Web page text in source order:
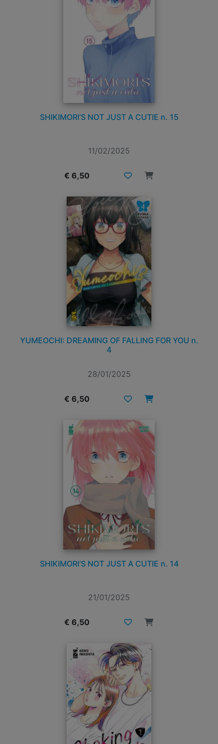
SHIKIMORI’S NOT JUST A CUTIE n. 15
11/02/2025
€ 6,50
YUMEOCHI: DREAMING OF FALLING FOR YOU n.
4
28/01/2025
€ 6,50
SHIKIMORI’S NOT JUST A CUTIE n. 14
21/01/2025
€ 6,50